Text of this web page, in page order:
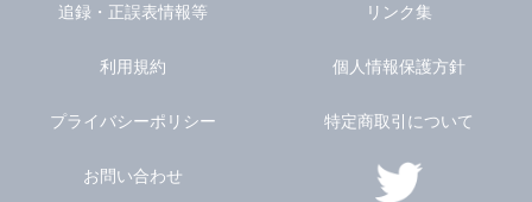
追録・正誤表情報等 リンク集
利用規約 個人情報保護方針
プライバシーポリシー 特定商取引について
お問い合わせ